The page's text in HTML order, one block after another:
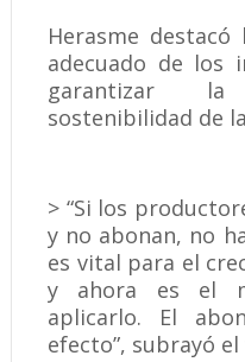
Herasme
adecuado de los
garantizar
sostenibilidad de
> “Si los
y no abonan, no
es vital para el
y ahora es el
aplicarlo. El
efecto”, subrayó